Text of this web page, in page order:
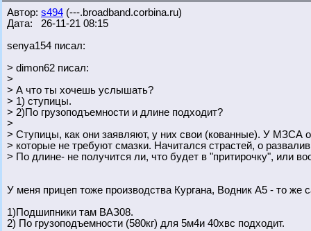
Автор: s494 (---.broadband.corbina.ru)
Дата: 26-11-21 08:15
senya154 писал:
> dimon62 писал:
>
> А что ты хочешь услышать?
> 1) ступицы.
> 2)По грузоподъемности и длине подходит?
>
> Ступицы, как они заявляют, у них свои (кованные). У МЗСА
> которые не требуют смазки. Начитался страстей, о
> По длине- не получится ли, что будет в "притирочку", или
У меня прицеп тоже производства Кургана, Водник А5 - то же
1)Подшипники там ВАЗ08.
2) По грузоподъемности (580кг) для 5м4и 40хвс подходит.